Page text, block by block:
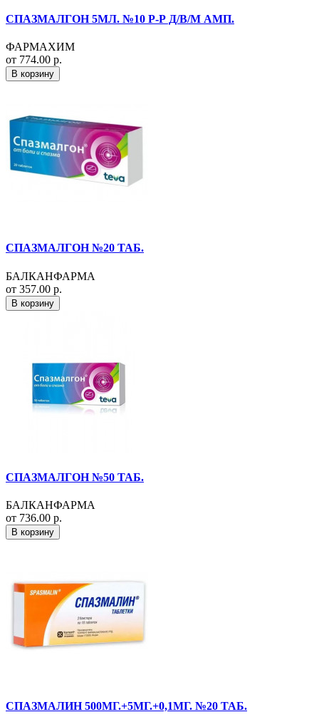
СПАЗМАЛГОН 5МЛ. №10 Р-Р Д/В/М АМП.
ФАРМАХИМ
от 774.00 р.
В корзину
СПАЗМАЛГОН №20 ТАБ.
БАЛКАНФАРМА
от 357.00 р.
В корзину
СПАЗМАЛГОН №50 ТАБ.
БАЛКАНФАРМА
от 736.00 р.
В корзину
СПАЗМАЛИН 500МГ.+5МГ.+0,1МГ. №20 ТАБ.